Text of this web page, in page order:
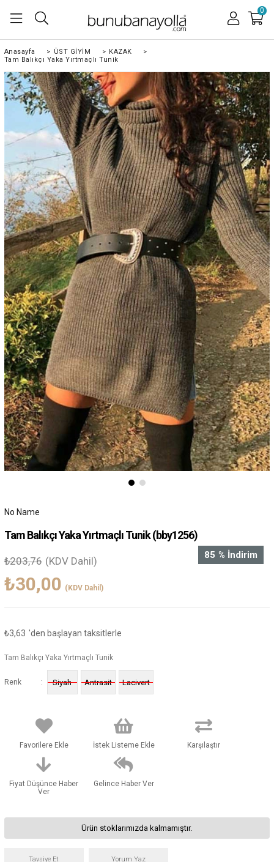
0
Anasayfa > ÜST GİYİM > KAZAK
>
Tam Balıkçı Yaka Yırtmaçlı Tunik
No Name
Tam Balıkçı Yaka Yırtmaçlı Tunik(bby1256)
%
85 İndirim
₺203,76 (KDV Dahil)
₺30,00 (KDV Dahil)
₺3,63 'den başlayan taksitlerle
Tam Balıkçı Yaka Yırtmaçlı Tunik
Renk : Siyah Antrasit Lacivert
Favorilere Ekle İstek Listeme Ekle Karşılaştır
Fiyat Düşünce Haber
Ver
Gelince Haber Ver
Ürün stoklarımızda kalmamıştır.
Tavsiye Et Yorum Yaz